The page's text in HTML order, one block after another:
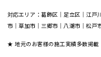
対応エリア：葛飾区｜足立区｜江戸
市｜草加市｜三郷市｜八潮市｜松⼾
★ 地元のお客様の施工実績多数掲載